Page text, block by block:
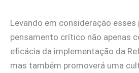
Levando em consideração esses
pensamento crítico não apenas
eficácia da implementação da
mas também promoverá uma